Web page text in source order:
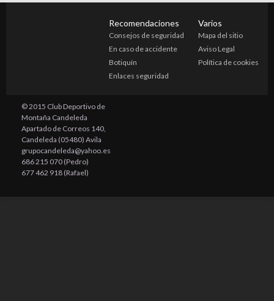
Recomendaciones
Consejos de seguridad
En caso de accidente
Botiquín
Enlaces seguridad
Varios
Mapa del sitio
Aviso Legal
Política de cookies
© 2015 Club Deportivo de
Montaña Candeleda
Apartado de Correos 140,
Candeleda (05480) Avila
grupocandeleda@yahoo.es
686 215 070 (Pedro)
677 462 918 (Rafael)